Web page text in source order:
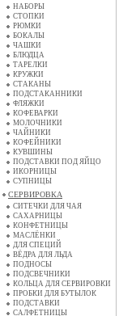
НАБОРЫ
СТОПКИ
РЮМКИ
БОКАЛЫ
ЧАШКИ
БЛЮДЦА
ТАРЕЛКИ
КРУЖКИ
СТАКАНЫ
ПОДСТАКАННИКИ
ФЛЯЖКИ
КОФЕВАРКИ
МОЛОЧНИКИ
ЧАЙНИКИ
КОФЕЙНИКИ
КУВШИНЫ
ПОДСТАВКИ ПОД ЯЙЦО
ИКОРНИЦЫ
СУПНИЦЫ
СЕРВИРОВКА
СИТЕЧКИ ДЛЯ ЧАЯ
САХАРНИЦЫ
КОНФЕТНИЦЫ
МАСЛЁНКИ
ДЛЯ СПЕЦИЙ
ВЁДРА ДЛЯ ЛЬДА
ПОДНОСЫ
ПОДСВЕЧНИКИ
КОЛЬЦА ДЛЯ СЕРВИРОВКИ
ПРОБКИ ДЛЯ БУТЫЛОК
ПОДСТАВКИ
САЛФЕТНИЦЫ